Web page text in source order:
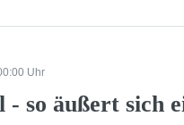
Uhr
- so äußert sich